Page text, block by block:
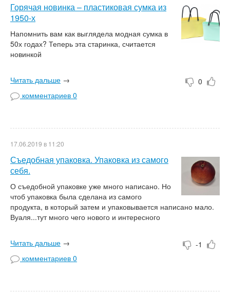
Горячая новинка – пластиковая сумка из
1950-х
Напомнить вам как выглядела модная сумка в
50х годах? Теперь эта старинка, считается
новинкой
Читать дальше →
0
комментариев 0
17.06.2019 в 11:20
Съедобная упаковка. Упаковка из самого
себя.
О съедобной упаковке уже много написано. Но
чтоб упаковка была сделана из самого
продукта, в который затем и упаковывается написано мало.
Вуаля...тут много чего нового и интересного
Читать дальше →
-1
комментариев 0